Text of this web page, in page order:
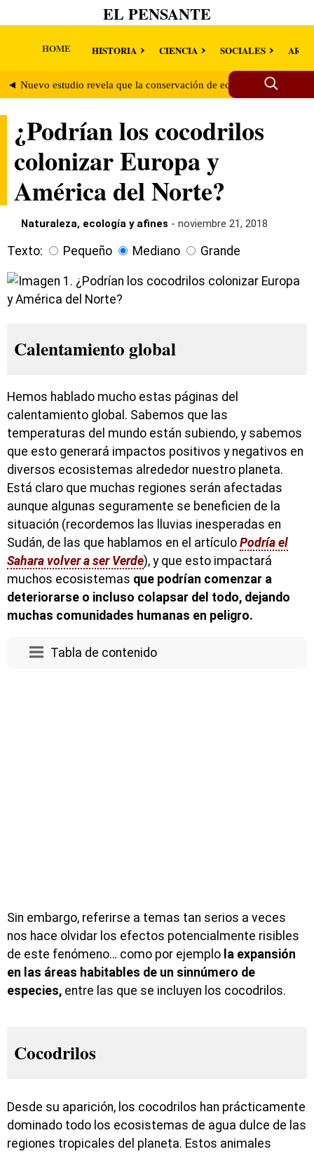
EL PENSANTE
HOME HISTORIA CIENCIA SOCIALES
◄ Nuevo estudio revela que la conservación de ecosistemas podría
¿Podrían los cocodrilos
colonizar Europa y
América del Norte?
Naturaleza, ecología y afines - noviembre 21, 2018
Texto: Pequeño Mediano Grande
Calentamiento global
Hemos hablado mucho estas páginas del
calentamiento global. Sabemos que las
temperaturas del mundo están subiendo, y sabemos
que esto generará impactos positivos y negativos en
diversos ecosistemas alrededor nuestro planeta.
Está claro que muchas regiones serán afectadas
aunque algunas seguramente se beneficien de la
situación (recordemos las lluvias inesperadas en
Sudán, de las que hablamos en el artículo Podría el
Sahara volver a ser Verde), y que esto impactará
muchos ecosistemas que podrían comenzar a
deteriorarse o incluso colapsar del todo, dejando
muchas comunidades humanas en peligro.
Tabla de contenido
Sin embargo, referirse a temas tan serios a veces
nos hace olvidar los efectos potencialmente risibles
de este fenómeno… como por ejemplo la expansión
en las áreas habitables de un sinnúmero de
especies, entre las que se incluyen los cocodrilos.
Cocodrilos
Desde su aparición, los cocodrilos han prácticamente
dominado todo los ecosistemas de agua dulce de las
regiones tropicales del planeta. Estos animales